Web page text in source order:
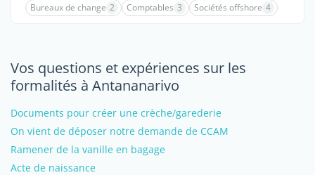
Bureaux de change 2 Comptables 3 Sociétés offshore 4
Vos questions et expériences sur les
formalités à Antananarivo
Documents pour créer une crèche/garederie
On vient de déposer notre demande de CCAM
Ramener de la vanille en bagage
Acte de naissance